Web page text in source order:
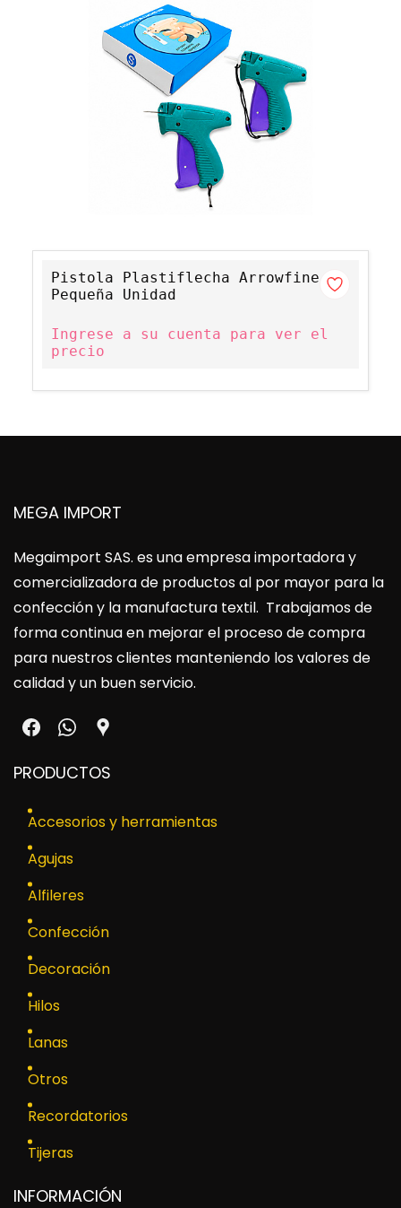
Pistola Plastiflecha Arrowfine
Pequeña Unidad
Ingrese a su cuenta para ver el
precio
MEGA IMPORT
Megaimport SAS. es una empresa importadora y
comercializadora de productos al por mayor para la
confección y la manufactura textil. Trabajamos de
forma continua en mejorar el proceso de compra
para nuestros clientes manteniendo los valores de
calidad y un buen servicio.
PRODUCTOS
Accesorios y herramientas
Agujas
Alfileres
Confección
Decoración
Hilos
Lanas
Otros
Recordatorios
Tijeras
INFORMACIÓN